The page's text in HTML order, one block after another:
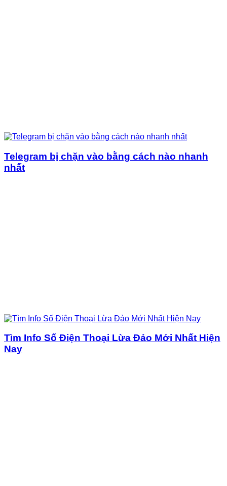
Telegram bị chặn vào bằng cách nào nhanh
nhất
Tìm Info Số Điện Thoại Lừa Đảo Mới Nhất Hiện
Nay